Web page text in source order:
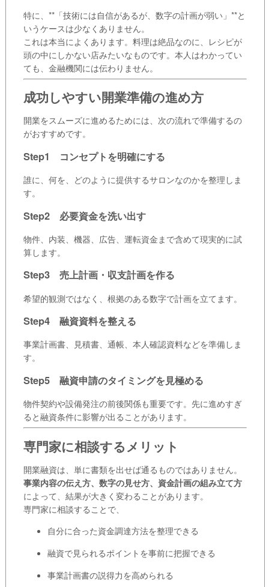
特に、**「技術には自信があるが、数字の計画が弱い」**と
いうケースは少なくありません。
これは本当によくあります。料理は絶品なのに、レシピが
頭の中にしかない店みたいなものです。本人はわかってい
ても、金融機関には伝わりません。
成功しやすい開業準備の進め方
開業をスムーズに進めるためには、次の流れで準備するの
がおすすめです。
Step1 コンセプトを明確にする
誰に、何を、どのように提供するサロンなのかを整理しま
す。
Step2 必要資金を洗い出す
物件、内装、機器、広告、運転資金まで含めて現実的に試
算します。
Step3 売上計画・収支計画を作る
希望的観測ではなく、根拠のある数字で計画を立てます。
Step4 融資資料を整える
事業計画書、見積書、通帳、本人確認資料などを準備しま
す。
Step5 融資申請のタイミングを見極める
物件契約や設備発注の前後関係も重要です。先に進めすぎ
ると融資条件に影響が出ることがあります。
専門家に相談するメリット
開業融資は、単に書類を出せば通るものではありません。
事業内容の伝え方、数字の見せ方、資金計画の組み立て方
によって、結果が大きく変わることがあります。
専門家に相談することで、
自分に合った資金調達方法を整理できる
融資で見られるポイントを事前に把握できる
事業計画書の説得力を高められる